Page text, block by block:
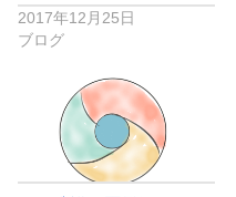
2017年12月25日
ブログ